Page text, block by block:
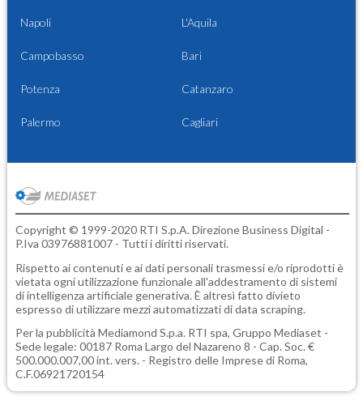
Napoli L'Aquila
Campobasso Bari
Potenza Catanzaro
Palermo Cagliari
Copyright © 1999-2020 RTI S.p.A. Direzione Business Digital -
P.Iva 03976881007 - Tutti i diritti riservati.
Rispetto ai contenuti e ai dati personali trasmessi e/o riprodotti è
vietata ogni utilizzazione funzionale all'addestramento di sistemi
di intelligenza artificiale generativa. È altresì fatto divieto
espresso di utilizzare mezzi automatizzati di data scraping.
Per la pubblicità Mediamond S.p.a. RTI spa, Gruppo Mediaset -
Sede legale: 00187 Roma Largo del Nazareno 8 - Cap. Soc. €
500.000.007,00 int. vers. - Registro delle Imprese di Roma,
C.F.06921720154